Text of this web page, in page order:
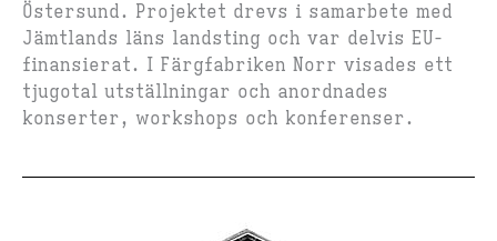
Östersund. Projektet drevs i samarbete med
Jämtlands läns landsting och var delvis EU-
finansierat. I Färgfabriken Norr visades ett
tjugotal utställningar och anordnades
konserter, workshops och konferenser.